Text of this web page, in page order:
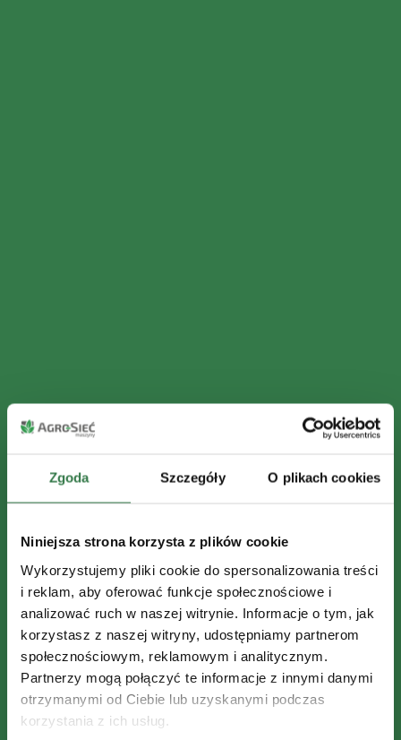
Zgoda Szczegóły O plikach cookies
Niniejsza strona korzysta z plików cookie
Wykorzystujemy pliki cookie do spersonalizowania treści
i reklam, aby oferować funkcje społecznościowe i
analizować ruch w naszej witrynie. Informacje o tym, jak
korzystasz z naszej witryny, udostępniamy partnerom
społecznościowym, reklamowym i analitycznym.
Partnerzy mogą połączyć te informacje z innymi danymi
otrzymanymi od Ciebie lub uzyskanymi podczas
korzystania z ich usług.